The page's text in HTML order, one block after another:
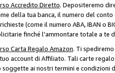
Accredito Diretto. Depositeremo
della tua banca, il numero del
(come il numero ABA, IBAN o
finché l'ammontare totale a
Carta Regalo Amazon. Ti
account di Affiliato. Tali carte
ai nostri termini e